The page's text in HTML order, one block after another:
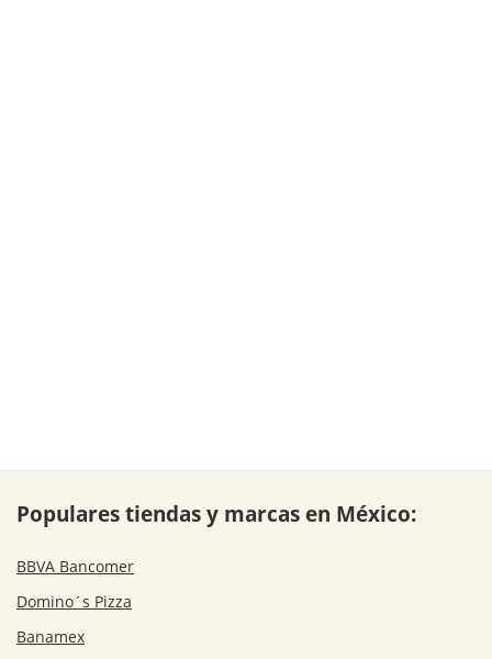
Populares tiendas y marcas en México:
BBVA Bancomer
Domino´s Pizza
Banamex